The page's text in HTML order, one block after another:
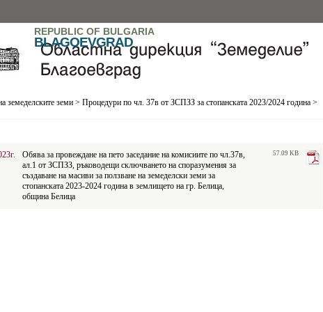
REPUBLIC OF BULGARIA
BLAGOEVGRAD
земеделските земи > Процедури по чл. 37в от ЗСПЗЗ за стопанската 2023/2024 година >
Обява за провеждане на пето заседание на комисиите по чл.37в,
ал.1 от ЗСПЗЗ, ръководещи сключването на споразумения за
създаване на масиви за ползване на земеделски земи за
стопанската 2023-2024 година в землището на гр. Белица,
община Белица
57.09 KB